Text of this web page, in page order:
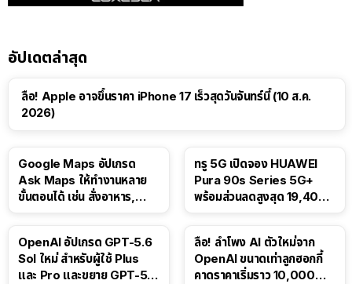
อัปเดตล่าสุด
ลือ! Apple อาจขึ้นราคา iPhone 17 เร็วสุดวันจันทร์นี้ (10 ส.ค.
2026)
Google Maps อัปเกรด
Ask Maps ให้ทำงานหลาย
ขั้นตอนได้ เช่น สั่งอาหาร,
ทรู 5G เปิดจอง HUAWEI
Pura 90s Series 5G+
พร้อมส่วนลดสูงสุด 19,400
OpenAI อัปเกรด GPT-5.6
Sol ใหม่ สำหรับผู้ใช้ Plus
และ Pro และขยาย GPT-5.6
ลือ! ลำโพง AI ตัวใหม่จาก
OpenAI ขนาดเท่าลูกฮอกกี้
คาดราคาเริ่มราว 10,000